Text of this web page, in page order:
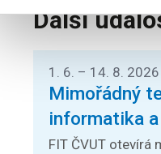
Další
1. 6. – 14. 8. 2026
Mimořádný
informatika
FIT ČVUT